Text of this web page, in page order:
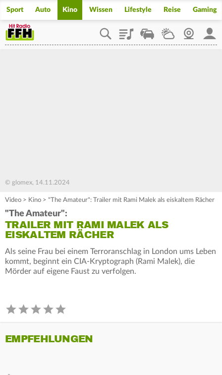
Sport Auto Kino Wissen Lifestyle Reise Gaming
PlaylistStaupilotWetterWebcam
© glomex, 14.11.2024
Video > Kino > "The Amateur": Trailer mit Rami Malek als eiskaltem Rächer
"The Amateur":
TRAILER MIT RAMI MALEK ALS
EISKALTEM RÄCHER
Als seine Frau bei einem Terroranschlag in London ums Leben
kommt, beginnt ein CIA-Kryptograph (Rami Malek), die
Mörder auf eigene Faust zu verfolgen.
EMPFEHLUNGEN